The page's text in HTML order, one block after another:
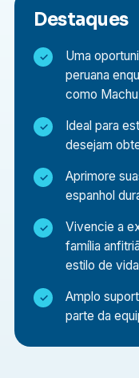
Apoiar a
instrumentos e
Acompanhar
departamentos
Organizar e
sobre saúde em
Participe de
com o objetivo
de saúde.
Por que escolher
Esses programas
experiências
irá:
Destaques
Uma
peruana
como
Ideal para
desejam
Aprimore
espanhol
Vivencie a
família
estilo de
Amplo
parte da